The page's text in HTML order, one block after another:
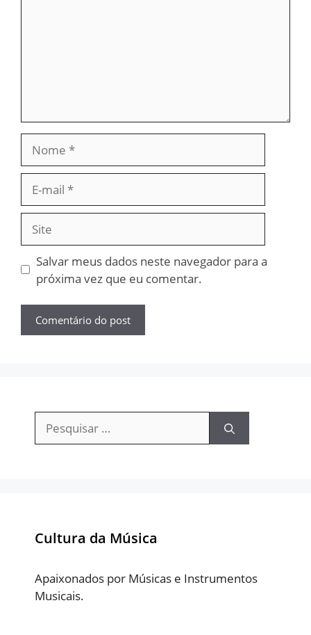
mail
Site
Salvar meus dados neste navegador para a
próxima vez que eu comentar.
Pesquisar
por:
Cultura da Música
Apaixonados por Músicas e Instrumentos
Musicais.